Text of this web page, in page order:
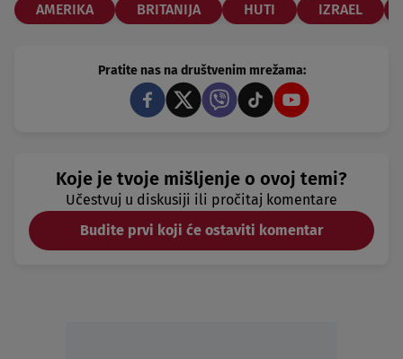
AMERIKA BRITANIJA HUTI IZRAEL
Pratite nas na društvenim mrežama:
Koje je tvoje mišljenje o ovoj temi?
Učestvuj u diskusiji ili pročitaj komentare
Budite prvi koji će ostaviti komentar